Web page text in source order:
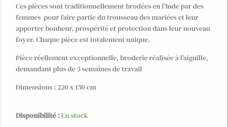
Ces pièces sont traditionnellement brodées en l’Inde par des
femmes pour faire partie du trousseau des mariées et leur
apporter bonheur, prospérité et protection dans leur nouveau
foyer. Chaque pièce est totalement unique.
Pièce réellement exceptionnelle, broderie réalisée à l’aiguille,
demandant plus de 3 semaines de travail
Dimensions : 220 x 150 cm
Disponibilité :En stock
quantité